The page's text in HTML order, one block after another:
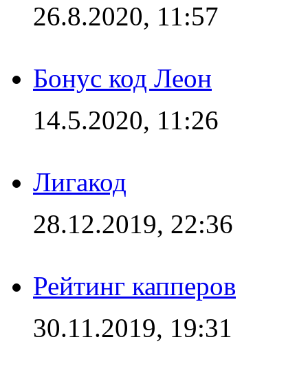
26.8.2020, 11:57
Бонус код Леон
14.5.2020, 11:26
Лигакод
28.12.2019, 22:36
Рейтинг капперов
30.11.2019, 19:31